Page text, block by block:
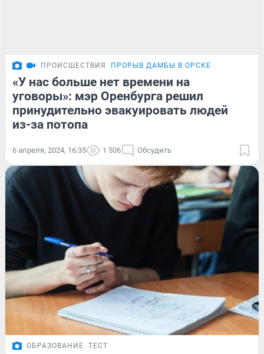
ПРОИСШЕСТВИЯ ПРОРЫВ ДАМБЫ В ОРСКЕ
«У нас больше нет времени на
уговоры»: мэр Оренбурга решил
принудительно эвакуировать людей
из-за потопа
6 апреля, 2024, 16:35 1 506 Обсудить
ОБРАЗОВАНИЕ ТЕСТ